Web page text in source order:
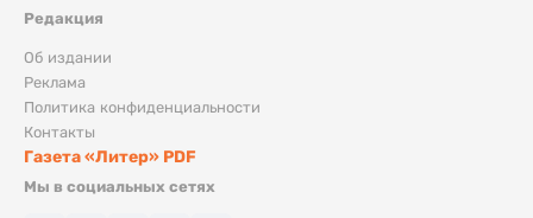
Редакция
Об издании
Реклама
Политика конфиденциальности
Контакты
Газета «Литер» PDF
Мы в социальных сетях